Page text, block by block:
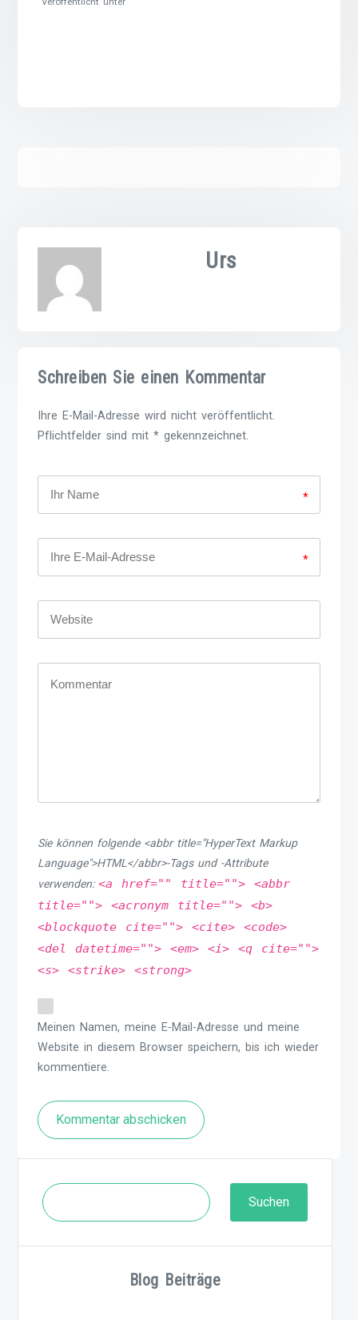
Urs
Schreiben Sie einen Kommentar
Ihre E-Mail-Adresse wird nicht veröffentlicht.
Pflichtfelder sind mit * gekennzeichnet.
*
*
Sie können folgende <abbr title="HyperText Markup
Language">HTML</abbr>-Tags und -Attribute
verwenden:<a href="" title=""> <abbr
title=""> <acronym title=""> <b>
<blockquote cite=""> <cite> <code>
<del datetime=""> <em> <i> <q cite="">
<s> <strike> <strong>
Meinen Namen, meine E-Mail-Adresse und meine
Website in diesem Browser speichern, bis ich wieder
kommentiere.
Kommentar abschicken
Suchen
Suchen
Blog Beiträge